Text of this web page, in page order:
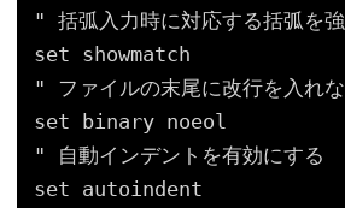
" 括弧入力時に対応する括弧を
set showmatch
" ファイルの末尾に改行を入れ
set binary noeol
" 自動インデントを有効にする
set autoindent